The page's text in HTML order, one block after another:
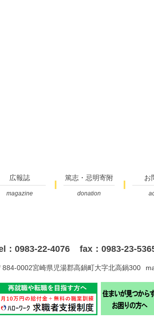
広報誌
magazine
篤志・忌明寄附
donation
お
：0983-22-4076 fax：0983-23-
884-0002宮崎県児湯郡高鍋町大字北高鍋300